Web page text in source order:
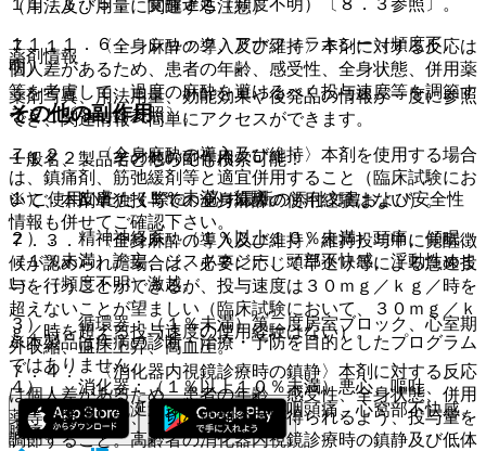
１１．１．５． 覚醒遅延（頻度不明）〔８．３参照〕。
１１．１．６． ショック、アナフィラキシー（頻度不
明）。
その他の副作用
１１．２． その他の副作用
１）． 皮膚：（１％未満）紅斑。
２）． 精神神経系：（１％以上１０％未満）頭痛、傾眠、
（１％未満）譫妄、ジスキネジー、頭部不快感、浮動性めま
い、（頻度不明）激越。
３）． 循環器：（１％未満）第二度房室ブロック、心室期
外収縮、血圧上昇、高血圧。
４）． 消化器：（１％以上１０％未満）悪心、嘔吐、
（１％未満）流涎過多、下痢、口腔咽頭痛、心窩部不快感、
腹痛。
（用法及び用量に関連する注意）
７．１． 〈全身麻酔の導入及び維持〉本剤に対する反応は
個人差があるため、患者の年齢、感受性、全身状態、併用薬
等を考慮して、過度の麻酔を避けるべく投与速度等を調節す
ること〔８．３参照〕。
７．２． 〈全身麻酔の導入及び維持〉本剤を使用する場合
は、鎮痛剤、筋弛緩剤等と適宜併用すること（臨床試験にお
いて、本剤単独投与での全身麻酔の使用経験はない）。
７．３． 〈全身麻酔の導入及び維持〉維持投与中に覚醒徴
候が認められた場合は、必要に応じて早送り等による急速投
与を行うことができるが、投与速度は３０ｍｇ／ｋｇ／時を
超えないことが望ましい（臨床試験において、３０ｍｇ／ｋ
ｇ／時を超える投与速度の使用経験はない）。
７．４． 〈消化器内視鏡診療時の鎮静〉本剤に対する反応
は個人差があるため、患者の年齢、感受性、全身状態、併用
薬等を考慮して、適切な鎮静深度が得られるよう、投与量を
調節すること。高齢者の消化器内視鏡診療時の鎮静及び低体
薬剤情報
薬剤写真、用法用量、効能効果や後発品の情報が一度に参照
でき、関連情報へ簡単にアクセスができます。
一般名、製品名どちらでも検索可能！
※ ご使用いただく際に、必ず最新の添付文書および安全性
情報も併せてご確認下さい。
※本製品は疾病の診断・治療・予防を目的としたプログラム
ではありません。